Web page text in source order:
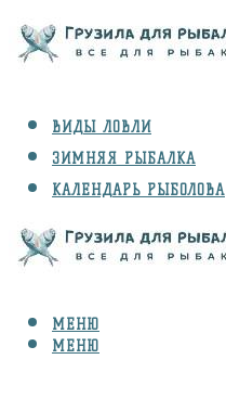
ВИДЫ ЛОВЛИ
ЗИМНЯЯ РЫБАЛКА
КАЛЕНДАРЬ РЫБОЛОВА
СНАРЯЖЕНИЕ
МЕНЮ
МЕНЮ